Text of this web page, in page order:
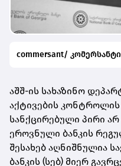
commersant/ კომერსანტი
აშშ-ის სახაზინო
აქტივების
სანქცირებული პირი
ეროვნული ბანკის
შესახებ აღნიშნულია
ბანკის (სებ) მიერ